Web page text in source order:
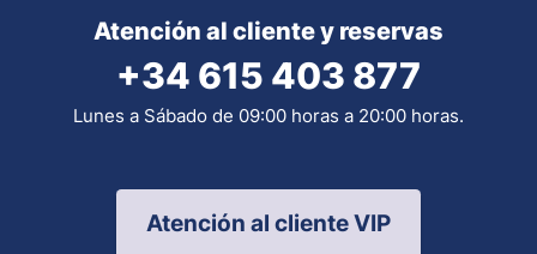
Atención al cliente y reservas
+34 615 403 877
Lunes a Sábado de 09:00 horas a 20:00 horas.
Atención al cliente VIP